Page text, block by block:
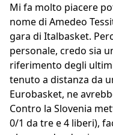
Mi fa molto piacere
nome di Amedeo
gara di Italbasket.
personale, credo sia
riferimento degli
tenuto a distanza da
Eurobasket, ne
Contro la Slovenia
0/1 da tre e 4 liberi),